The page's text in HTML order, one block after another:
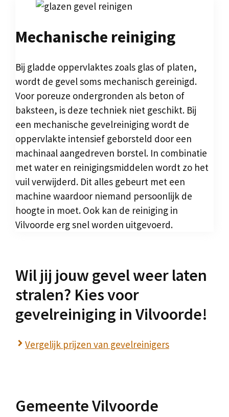
Mechanische reiniging
Bij gladde oppervlaktes zoals glas of platen,
wordt de gevel soms mechanisch gereinigd.
Voor poreuze ondergronden als beton of
baksteen, is deze techniek niet geschikt. Bij
een mechanische gevelreiniging wordt de
oppervlakte intensief geborsteld door een
machinaal aangedreven borstel. In combinatie
met water en reinigingsmiddelen wordt zo het
vuil verwijderd. Dit alles gebeurt met een
machine waardoor niemand persoonlijk de
hoogte in moet. Ook kan de reiniging in
Vilvoorde erg snel worden uitgevoerd.
Wil jij jouw gevel weer laten
stralen? Kies voor
gevelreiniging in Vilvoorde!
Vergelijk prijzen van gevelreinigers
Gemeente Vilvoorde